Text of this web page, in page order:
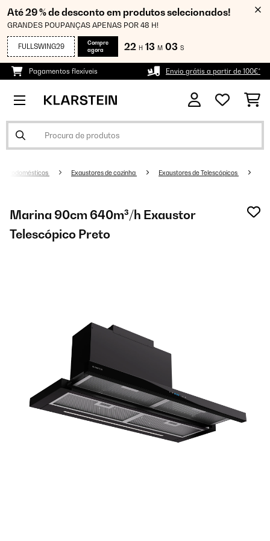
Até 29 % de desconto em produtos selecionados!
GRANDES POUPANÇAS APENAS POR 48 H!
FULLSWING29
Compre
agora
22 H 13 M 03 S
Pagamentos flexíveis Envio grátis a partir de 100€*
Exaustores de cozinha Exaustores de Telescópicos
Marina 90cm 640m³/h Exaustor
Telescópico Preto